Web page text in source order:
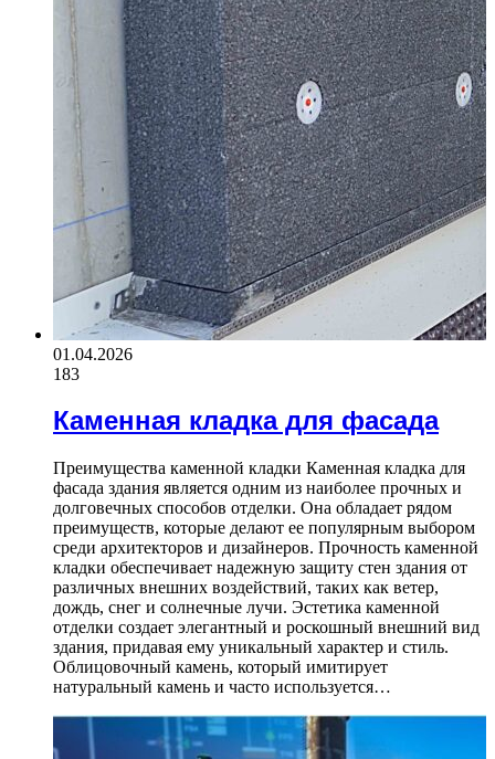
01.04.2026
183
Каменная кладка для фасада
Преимущества каменной кладки Каменная кладка для
фасада здания является одним из наиболее прочных и
долговечных способов отделки. Она обладает рядом
преимуществ, которые делают ее популярным выбором
среди архитекторов и дизайнеров. Прочность каменной
кладки обеспечивает надежную защиту стен здания от
различных внешних воздействий, таких как ветер,
дождь, снег и солнечные лучи. Эстетика каменной
отделки создает элегантный и роскошный внешний вид
здания, придавая ему уникальный характер и стиль.
Облицовочный камень, который имитирует
натуральный камень и часто используется…